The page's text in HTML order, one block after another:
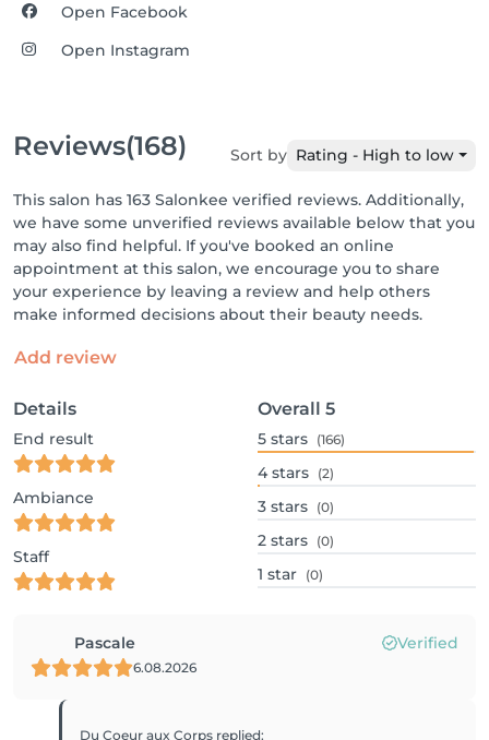
Open Facebook
Open Instagram
Reviews(168) Sort by Rating - High to low
This salon has 163 Salonkee verified reviews. Additionally,
we have some unverified reviews available below that you
may also find helpful. If you've booked an online
appointment at this salon, we encourage you to share
your experience by leaving a review and help others
make informed decisions about their beauty needs.
Add review
Details
End result
Ambiance
Staff
Overall 5
5 stars (166)
4 stars (2)
3 stars (0)
2 stars (0)
1 star (0)
Pascale Verified
6.08.2026
Du Coeur aux Corps replied: